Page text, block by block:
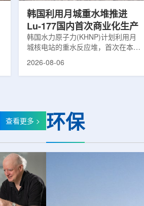
韩国利用月城重水堆推进
Lu-177国内首次商业化生产
韩国水力原子力(KHNP)计划利用月
城核电站的重水反应堆，首次在本土
生产用于癌症治疗的放射性同位素
元化的供应链并缩短运输时间。此次
计划的首要目标是实现镥-177的商业
后，韩国水力原子力还将扩大生产范
围至钴...
2026-08-06
查看更多 > 环保